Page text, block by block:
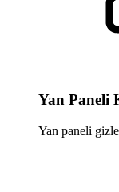
Yan Paneli
Yan paneli